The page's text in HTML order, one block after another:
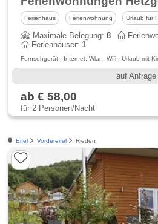
Ferienhaus Ferienwohnung Urlaub für
Maximale Belegung:8
Ferienhäuser:1
Fernsehgerät · Internet, Wlan, Wifi · Urlaub mit
auf Anfrage
ab € 58,00
für 2 Personen/Nacht
Eifel Vordereifel Rieden